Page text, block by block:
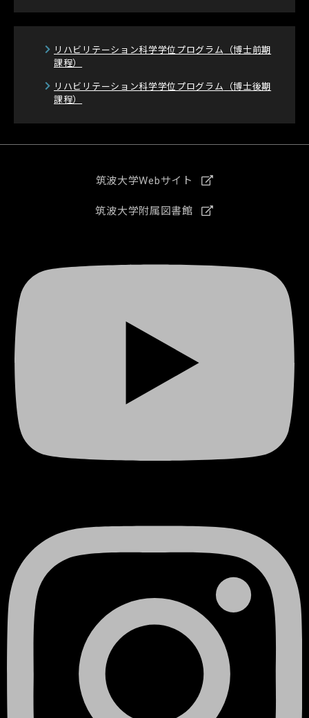
リハビリテーション科学学位プログラム
（博士前期
課程）
リハビリテーション科学学位プログラム
（博士後期
課程）
筑波大学Webサイト
筑波大学附属図書館